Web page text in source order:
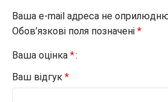
Ваша e-mail адреса не
Обов’язкові поля позначені *
Ваша оцінка *
Ваш відгук *